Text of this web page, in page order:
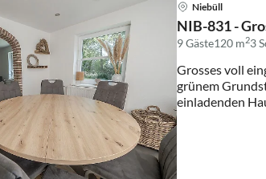
Niebüll
NIB-831 -
9 Gäste120 m23
Grosses voll
grünem Grundstück. Herzlich
einladenden